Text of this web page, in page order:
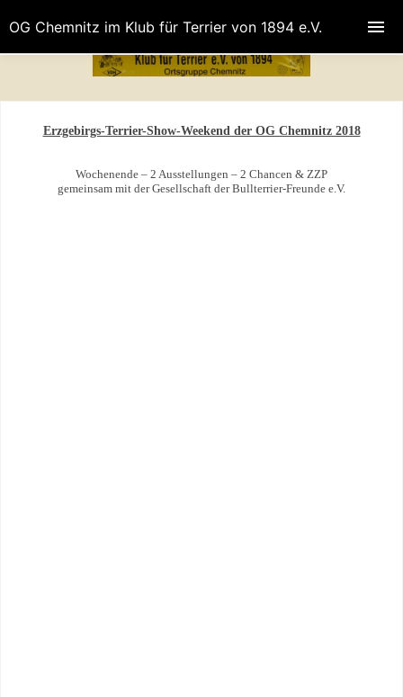
Erzgebirgs-Terrier-Show-Weekend der OG Chemnitz 2018
Wochenende – 2 Ausstellungen – 2 Chancen & ZZP
gemeinsam mit der Gesellschaft der Bullterrier-Freunde e.V.
OG Chemnitz im Klub für Terrier von 1894 e.V.